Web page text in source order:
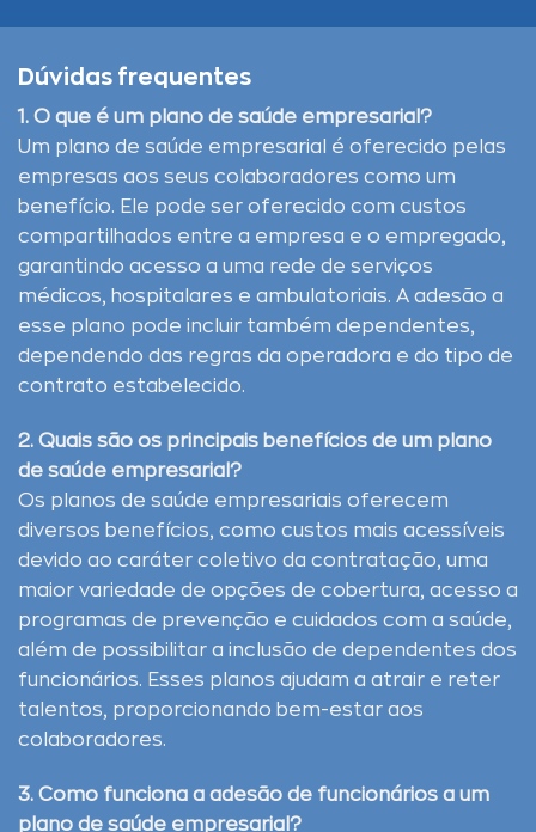
Dúvidas frequentes
1. O que é um plano de saúde empresarial?
Um plano de saúde empresarial é oferecido pelas
empresas aos seus colaboradores como um
benefício. Ele pode ser oferecido com custos
compartilhados entre a empresa e o empregado,
garantindo acesso a uma rede de serviços
médicos, hospitalares e ambulatoriais. A adesão a
esse plano pode incluir também dependentes,
dependendo das regras da operadora e do tipo de
contrato estabelecido.
2. Quais são os principais benefícios de um plano
de saúde empresarial?
Os planos de saúde empresariais oferecem
diversos benefícios, como custos mais acessíveis
devido ao caráter coletivo da contratação, uma
maior variedade de opções de cobertura, acesso a
programas de prevenção e cuidados com a saúde,
além de possibilitar a inclusão de dependentes dos
funcionários. Esses planos ajudam a atrair e reter
talentos, proporcionando bem-estar aos
colaboradores.
3. Como funciona a adesão de funcionários a um
plano de saúde empresarial?